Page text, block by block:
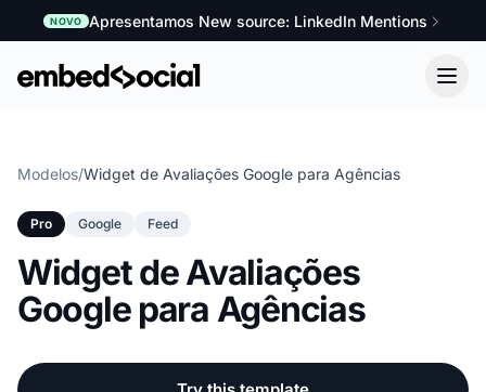
NOVO Apresentamos New source: LinkedIn Mentions
Modelos/Widget de Avaliações Google para Agências
Pro Google Feed
Widget de Avaliações
Google para Agências